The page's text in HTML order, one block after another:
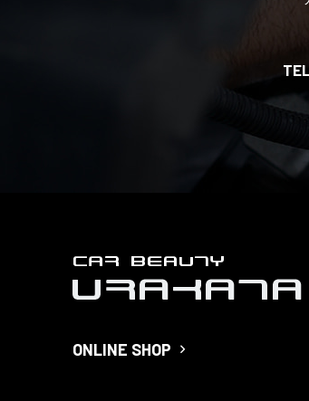
ONLINE SHOP